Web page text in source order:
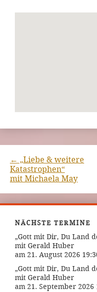
← „Liebe & weitere
Katastrophen“
mit Michaela May
NÄCHSTE TERMINE
„Gott mit Dir, Du Land
mit Gerald Huber
am 21. August 2026
„Gott mit Dir, Du Land
mit Gerald Huber
am 21. September 2026